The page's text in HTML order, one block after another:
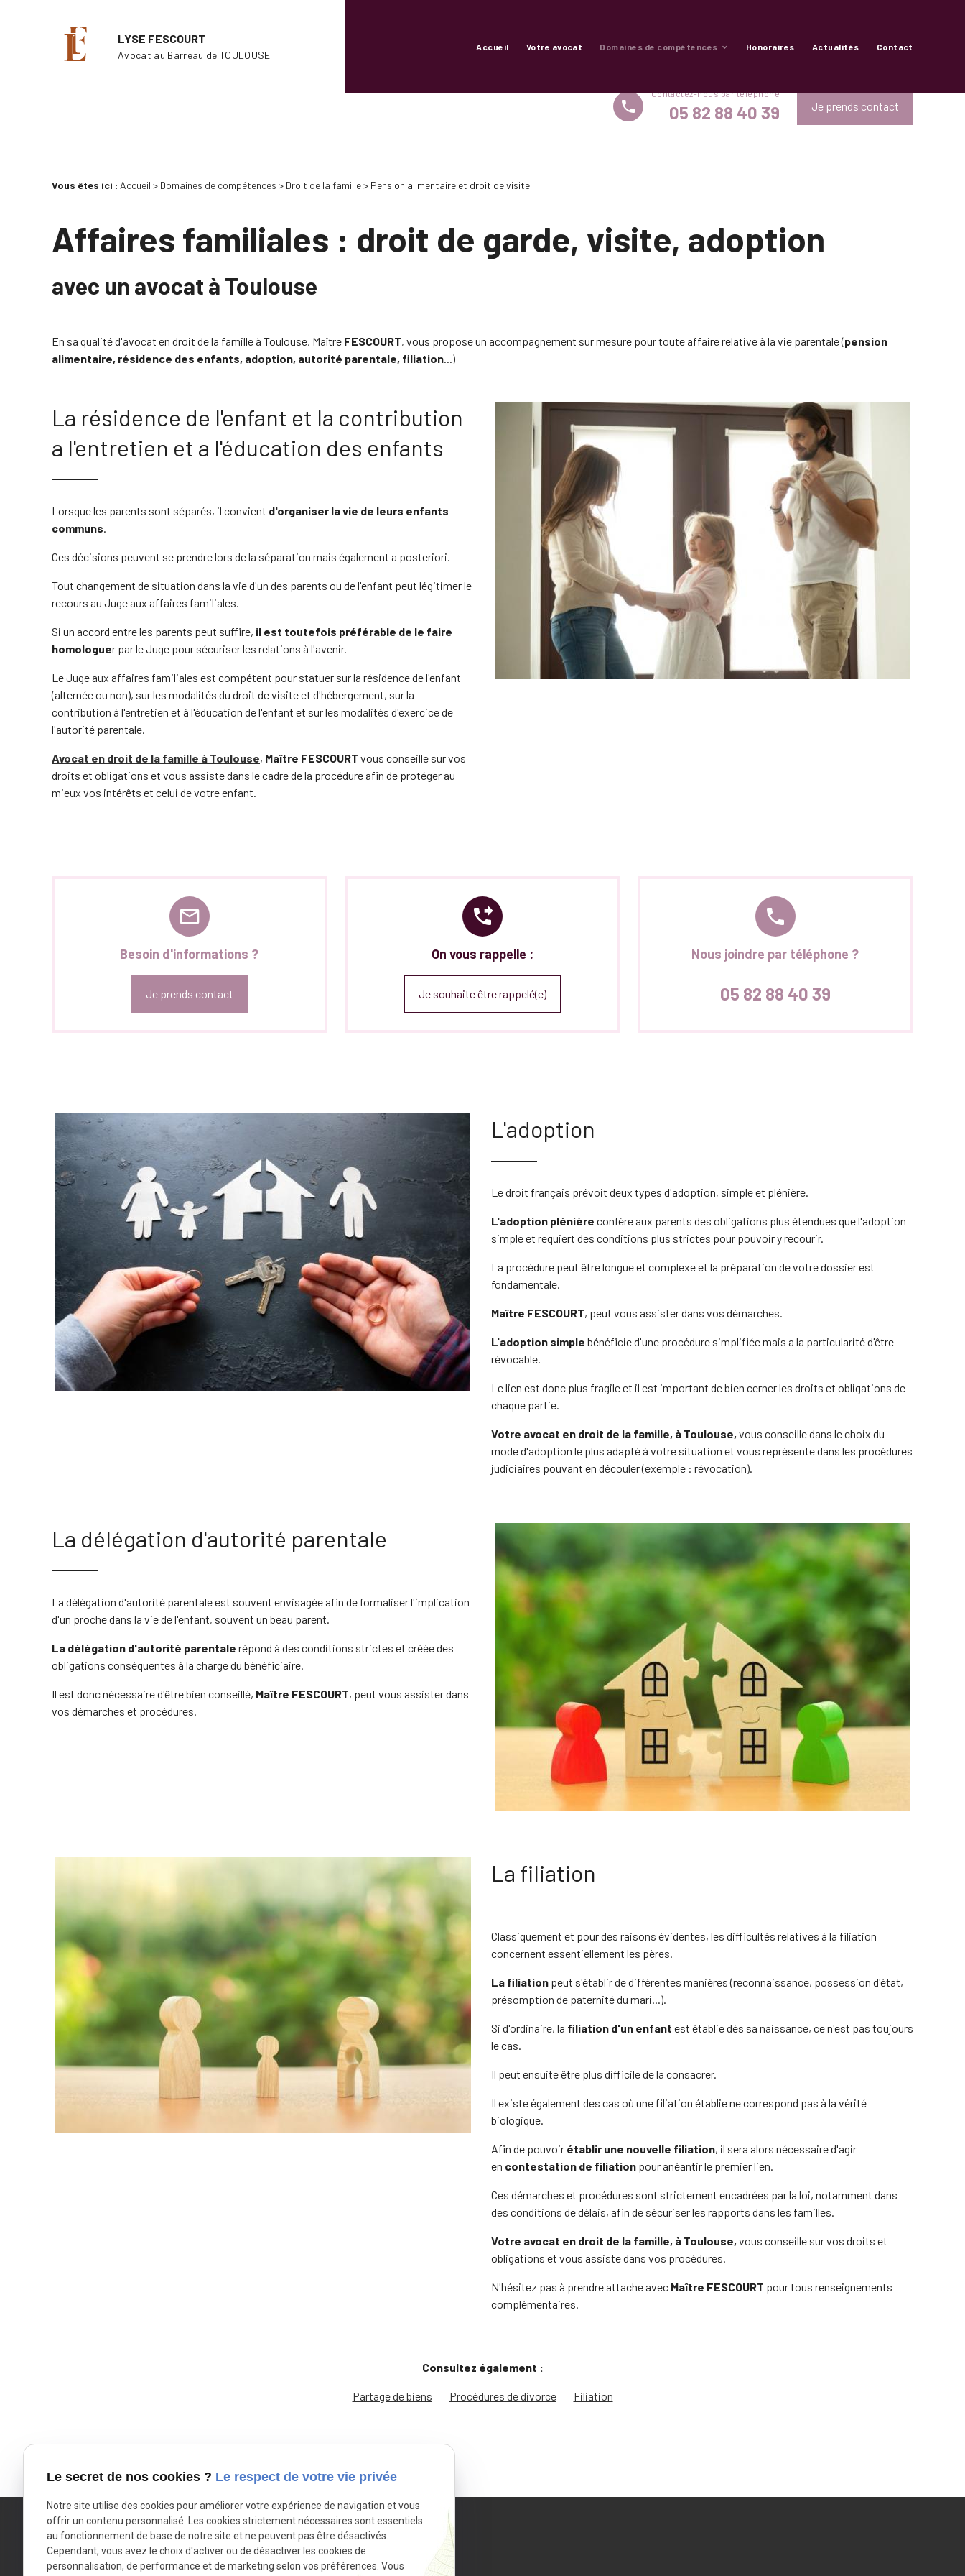
LYSE FESCOURT
Avocat au Barreau deTOULOUSE
Accueil Votre avocat Domaines de compétences Honoraires Actualités Contact
phone 05 82 88 40 39 Je prends contact
Vous êtes ici : Accueil > Domaines de compétences > Droit de la famille> Pension alimentaire et droit de visite
Affaires familiales : droit de garde, visite, adoption
avec un avocat à Toulouse
En sa qualité d'avocat en droit de la famille à Toulouse, Maître FESCOURT, vous propose un accompagnement sur mesure pour toute affaire relative à la vie parentale (pension
alimentaire, résidence des enfants, adoption, autorité parentale, filiation...)
La résidence de l'enfant et la contribution
a l'entretien et a l'éducation des enfants
Lorsque les parents sont séparés, il convient d'organiser la vie de leurs enfants
communs.
Ces décisions peuvent se prendre lors de la séparation mais également a posteriori.
Tout changement de situation dans la vie d'un des parents ou de l'enfant peut légitimer le
recours au Juge aux affaires familiales.
Si un accord entre les parents peut suffire, il est toutefois préférable de le faire
homologuer par le Juge pour sécuriser les relations à l'avenir.
Le Juge aux affaires familiales est compétent pour statuer sur la résidence de l'enfant
(alternée ou non), sur les modalités du droit de visite et d'hébergement, sur la
contribution à l'entretien et à l'éducation de l'enfant et sur les modalités d'exercice de
l'autorité parentale.
Avocat en droit de la famille à Toulouse, Maître FESCOURT vous conseille sur vos
droits et obligations et vous assiste dans le cadre de la procédure afin de protéger au
mieux vos intérêts et celui de votre enfant.
mail_outline
Besoin d'informations ?
Je prends contact
phone_forwarded
On vous rappelle :
Je souhaite être rappelé(e)
phone
Nous joindre par téléphone ?
05 82 88 40 39
L'adoption
Le droit français prévoit deux types d'adoption, simple et plénière.
L'adoption plénière confère aux parents des obligations plus étendues que l'adoption
simple et requiert des conditions plus strictes pour pouvoir y recourir.
La procédure peut être longue et complexe et la préparation de votre dossier est
fondamentale.
Maître FESCOURT, peut vous assister dans vos démarches.
L'adoption simple bénéficie d'une procédure simplifiée mais a la particularité d'être
révocable.
Le lien est donc plus fragile et il est important de bien cerner les droits et obligations de
chaque partie.
Votre avocat en droit de la famille, à Toulouse, vous conseille dans le choix du
mode d'adoption le plus adapté à votre situation et vous représente dans les procédures
judiciaires pouvant en découler (exemple : révocation).
La délégation d'autorité parentale
La délégation d'autorité parentale est souvent envisagée afin de formaliser l'implication
d'un proche dans la vie de l'enfant, souvent un beau parent.
La délégation d'autorité parentale répond à des conditions strictes et créée des
obligations conséquentes à la charge du bénéficiaire.
Il est donc nécessaire d'être bien conseillé, Maître FESCOURT, peut vous assister dans
vos démarches et procédures.
La filiation
Classiquement et pour des raisons évidentes, les difficultés relatives à la filiation
concernent essentiellement les pères.
La filiation peut s'établir de différentes manières (reconnaissance, possession d'état,
présomption de paternité du mari...).
Si d'ordinaire, la filiation d'un enfant est établie dès sa naissance, ce n'est pas toujours
le cas.
Il peut ensuite être plus difficile de la consacrer.
Il existe également des cas où une filiation établie ne correspond pas à la vérité
biologique.
Afin de pouvoir établir une nouvelle filiation, il sera alors nécessaire d'agir
en contestation de filiation pour anéantir le premier lien.
Ces démarches et procédures sont strictement encadrées par la loi, notamment dans
des conditions de délais, afin de sécuriser les rapports dans les familles.
Votre avocat en droit de la famille, à Toulouse, vous conseille sur vos droits et
obligations et vous assiste dans vos procédures.
N'hésitez pas à prendre attache avec Maître FESCOURT pour tous renseignements
complémentaires.
Consultez également :
Partage de biens Procédures de divorce Filiation
LYSE FESCOURT
Le secret de nos cookies ? Le respect de votre vie privée
Notre site utilise des cookies pour améliorer votre expérience de navigation et vous
offrir un contenu personnalisé. Les cookies strictement nécessaires sont essentiels
au fonctionnement de base de notre site et ne peuvent pas être désactivés.
Cependant, vous avez le choix d'activer ou de désactiver les cookies de
personnalisation, de performance et de marketing selon vos préférences. Vous